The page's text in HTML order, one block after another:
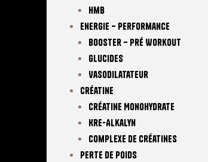
Hmb
Energie – Performance
Booster – Pré Workout
Glucides
Vasodilatateur
Créatine
Créatine Monohydrate
Kre-Alkalyn
Complexe De Créatines
Perte De Poids